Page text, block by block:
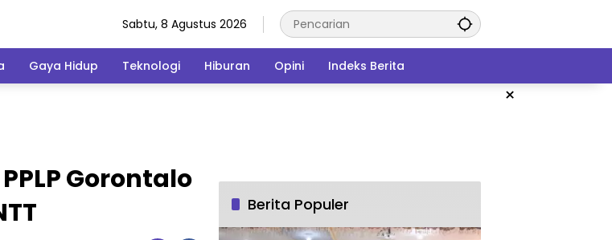
Sabtu, 8 Agustus 2026
Gaya Hidup Teknologi Hiburan Opini Indeks Berita
×
Gorontalo
Berita Populer